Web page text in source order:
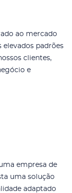
ao mercado
padrões
clientes,
e
empresa de
uma solução
adaptado